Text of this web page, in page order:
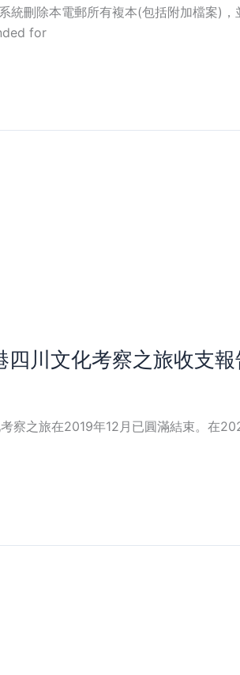
統刪除本電郵所有複本(包括附加檔案
for
四川文化考察之旅收支
察之旅在2019年12月已圓滿結束。在